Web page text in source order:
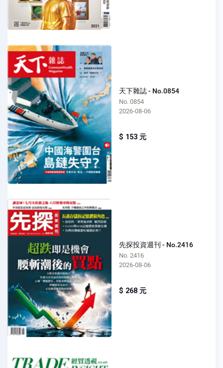
天下雜誌 - No.0854
No. 0854
2026-08-06
$ 153 元
先探投資週刊 - No.2416
No. 2416
2026-08-06
$ 268 元